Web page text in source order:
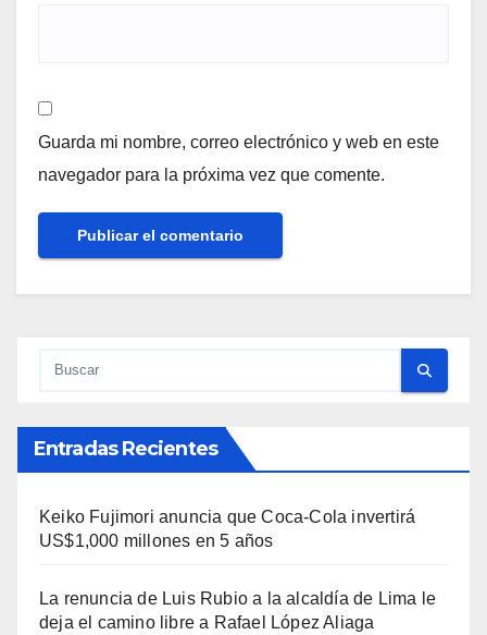
Guarda mi nombre, correo electrónico y web en este
navegador para la próxima vez que comente.
Entradas Recientes
Keiko Fujimori anuncia que Coca-Cola invertirá
US$1,000 millones en 5 años
La renuncia de Luis Rubio a la alcaldía de Lima le
deja el camino libre a Rafael López Aliaga